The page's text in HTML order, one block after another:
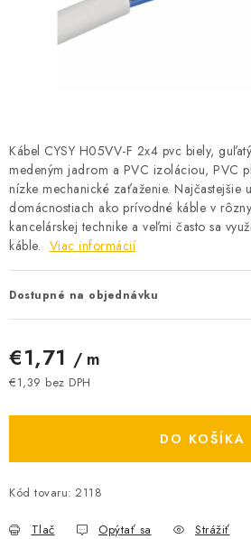
OBCHOD
ELEKTRICKÉ VYKUROVANIE A
SVIETIDLÁ A SVETELNÉ ZDROJE
ÚLOŽNÝ MATERIÁL
ZÁSUVKY A VYPÍNAČE
Kábel CYSY H05VV-F 2x4 pvc biely,
medeným jadrom a PVC izoláciou, PVC
nízke mechanické zaťaženie. Najčastejšie
domácnostiach ako prívodné káble v
kancelárskej technike a veľmi často sa
káble. Viac informácií
Dostupné na objednávku
€1,71 / m
€1,39 bez DPH
DO KOŠÍKA
Kód tovaru: 2118
Tlač Opýtať sa Strážiť